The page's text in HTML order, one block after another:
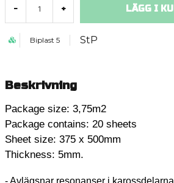
- + LÄGG I
Biplast 5 StP
Beskrivning
Package size: 3,75m2
Package contains: 20 sheets
Sheet size: 375 x 500mm
Thickness: 5mm.
- Avlägsnar resonanser i karossdelarna